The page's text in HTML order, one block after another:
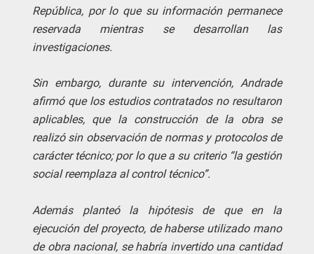
República, por lo que su información permanece
reservada mientras se desarrollan las
investigaciones.
Sin embargo, durante su intervención, Andrade
afirmó que los estudios contratados no resultaron
aplicables, que la construcción de la obra se
realizó sin observación de normas y protocolos de
carácter técnico; por lo que a su criterio “la gestión
social reemplaza al control técnico”.
Además planteó la hipótesis de que en la
ejecución del proyecto, de haberse utilizado mano
de obra nacional, se habría invertido una cantidad